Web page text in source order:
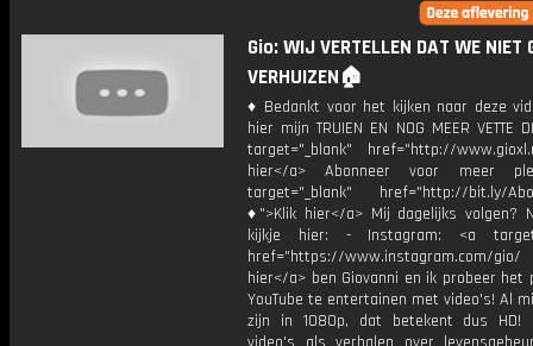
Gio: WIJ VERTELLEN DAT WE NIET
VERHUIZEN🏠
♦ Bedankt voor het kijken naar deze
hier mijn TRUIEN EN NOG MEER VETTE
target="_blank" href="http://
hier</a> Abonneer voor meer
target="_blank" href="http://bit.ly/
♦">Klik hier</a> Mij dagelijks volgen?
kijkje hier: - Instagram: <a
href="https://www.instagram.com/
hier</a> ben Giovanni en ik probeer het
YouTube te entertainen met video's! Al
zijn in 1080p, dat betekent dus HD!